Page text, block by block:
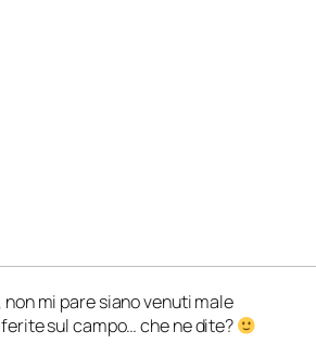
mi pare siano venuti male
sul campo… che ne dite?